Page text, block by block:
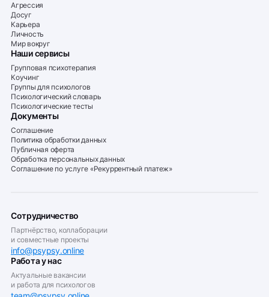
Агрессия
Досуг
Карьера
Личность
Мир вокруг
Наши сервисы
Групповая психотерапия
Коучинг
Группы для психологов
Психологический словарь
Психологические тесты
Документы
Соглашение
Политика обработки данных
Публичная оферта
Обработка персональных данных
Соглашение по услуге «Рекуррентный платеж»
Сотрудничество
Партнёрство, коллаборации
и совместные проекты
info@psypsy.online
Работа у нас
Актуальные вакансии
и работа для психологов